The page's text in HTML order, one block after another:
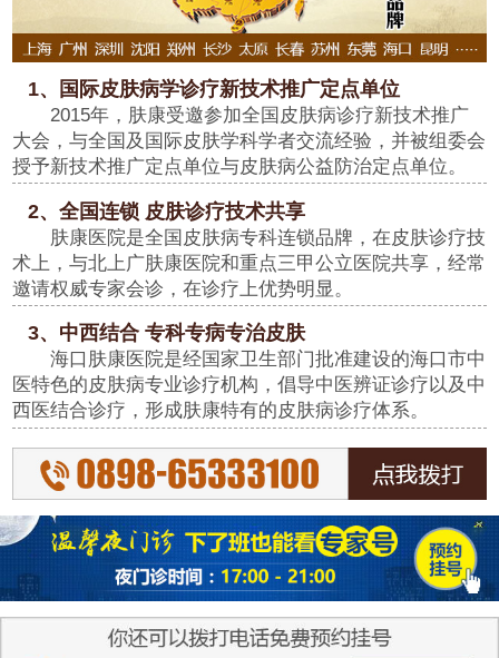
1、国际皮肤病学诊疗新技术推广定点单位
2015年，肤康受邀参加全国皮肤病诊疗新技术推广
大会，与全国及国际皮肤学科学者交流经验，并被组委会
授予新技术推广定点单位与皮肤病公益防治定点单位。
2、全国连锁 皮肤诊疗技术共享
肤康医院是全国皮肤病专科连锁品牌，在皮肤诊疗技
术上，与北上广肤康医院和重点三甲公立医院共享，经常
邀请权威专家会诊，在诊疗上优势明显。
3、中西结合 专科专病专治皮肤
海口肤康医院是经国家卫生部门批准建设的海口市中
医特色的皮肤病专业诊疗机构，倡导中医辨证诊疗以及中
西医结合诊疗，形成肤康特有的皮肤病诊疗体系。